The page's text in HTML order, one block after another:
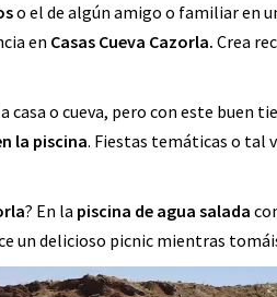
o el de algún amigo o familiar en
en Casas Cueva Cazorla. Crea
casa o cueva, pero con este buen
la piscina. Fiestas temáticas o tal
? En la piscina de agua salada
un delicioso picnic mientras
Video